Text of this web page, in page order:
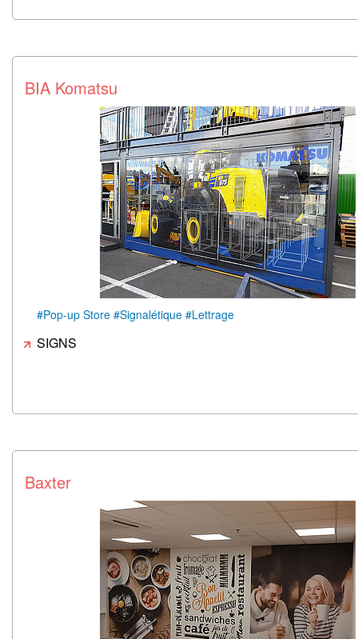
BIA Komatsu
#Pop-up Store #Signalétique #Lettrage
SIGNS
Baxter